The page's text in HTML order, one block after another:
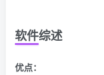
软件综述
优点：